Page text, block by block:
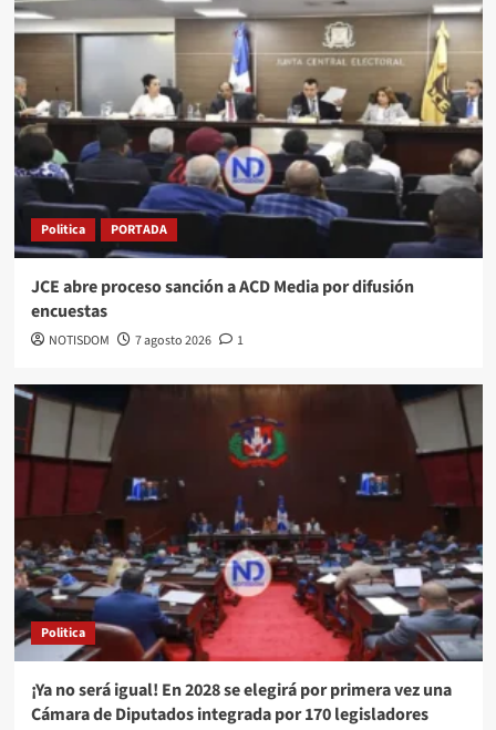
Politica PORTADA
JCE abre proceso sanción a ACD Media por difusión
encuestas
NOTISDOM 7 agosto 2026 1
Politica
¡Ya no será igual! En 2028 se elegirá por primera vez una
Cámara de Diputados integrada por 170 legisladores